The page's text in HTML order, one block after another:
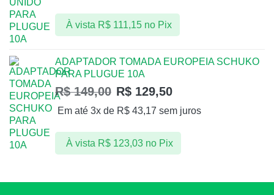
À vista R$111,15 no Pix
ADAPTADOR TOMADA EUROPEIA SCHUKO
PARA PLUGUE 10A
R$149,00 R$ 129,50
Em até 3x de R$ 43,17 sem juros
À vista R$123,03 no Pix